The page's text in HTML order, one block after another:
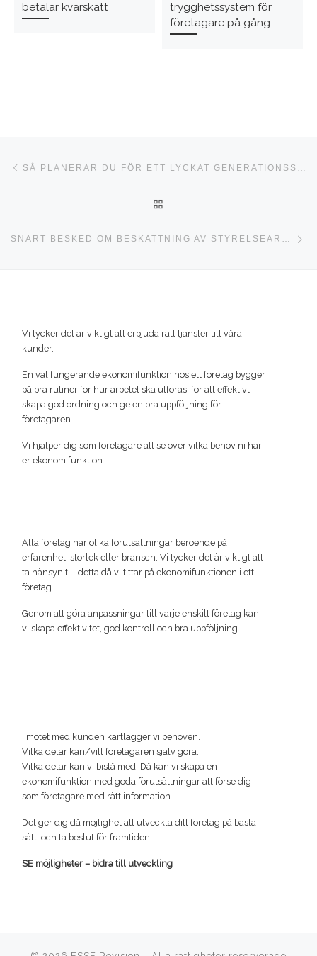
betalar kvarskatt
trygghetssystem för
företagare på gång
Inläggsnavigering
SNART BESKED OM BESKATTNING AV STYRELSEARVODEN
Vi tycker det är viktigt att erbjuda rätt tjänster till våra
kunder.
En väl fungerande ekonomifunktion hos ett företag bygger
på bra rutiner för hur arbetet ska utföras, för att effektivt
skapa god ordning och ge en bra uppföljning för
företagaren.
Vi hjälper dig som företagare att se över vilka behov ni har i
er ekonomifunktion.
Alla företag har olika förutsättningar beroende på
erfarenhet, storlek eller bransch. Vi tycker det är viktigt att
ta hänsyn till detta då vi tittar på ekonomifunktionen i ett
företag.
Genom att göra anpassningar till varje enskilt företag kan
vi skapa effektivitet, god kontroll och bra uppföljning.
I mötet med kunden kartlägger vi behoven.
Vilka delar kan/vill företagaren själv göra.
Vilka delar kan vi bistå med. Då kan vi skapa en
ekonomifunktion med goda förutsättningar att förse dig
som företagare med rätt information.
Det ger dig då möjlighet att utveckla ditt företag på bästa
sätt, och ta beslut för framtiden.
SE möjligheter – bidra till utveckling